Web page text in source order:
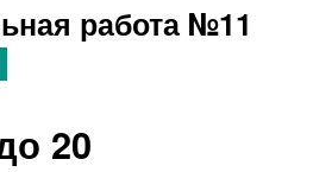
работа №11
20